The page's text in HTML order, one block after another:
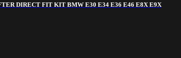
DIRECT FIT KIT BMW E30 E34 E36 E46 E8X E9X